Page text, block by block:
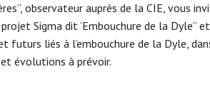
observateur auprès de la CIE, vous
projet Sigma dit ‘Embouchure de la
futurs liés à l’embouchure de la Dyle,
évolutions à prévoir.